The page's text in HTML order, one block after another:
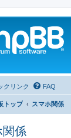
クリンク FAQ
トップ スマホ関係
関係